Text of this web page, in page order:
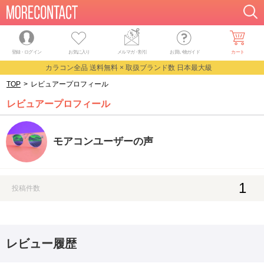
登録・ログイン お気に入り メルマガ・割引 お買い物ガイド カート
カラコン全品 送料無料 × 取扱ブランド数 日本最大級
TOP > レビュアープロフィール
レビュアープロフィール
モアコンユーザーの声
投稿件数 1
レビュー履歴